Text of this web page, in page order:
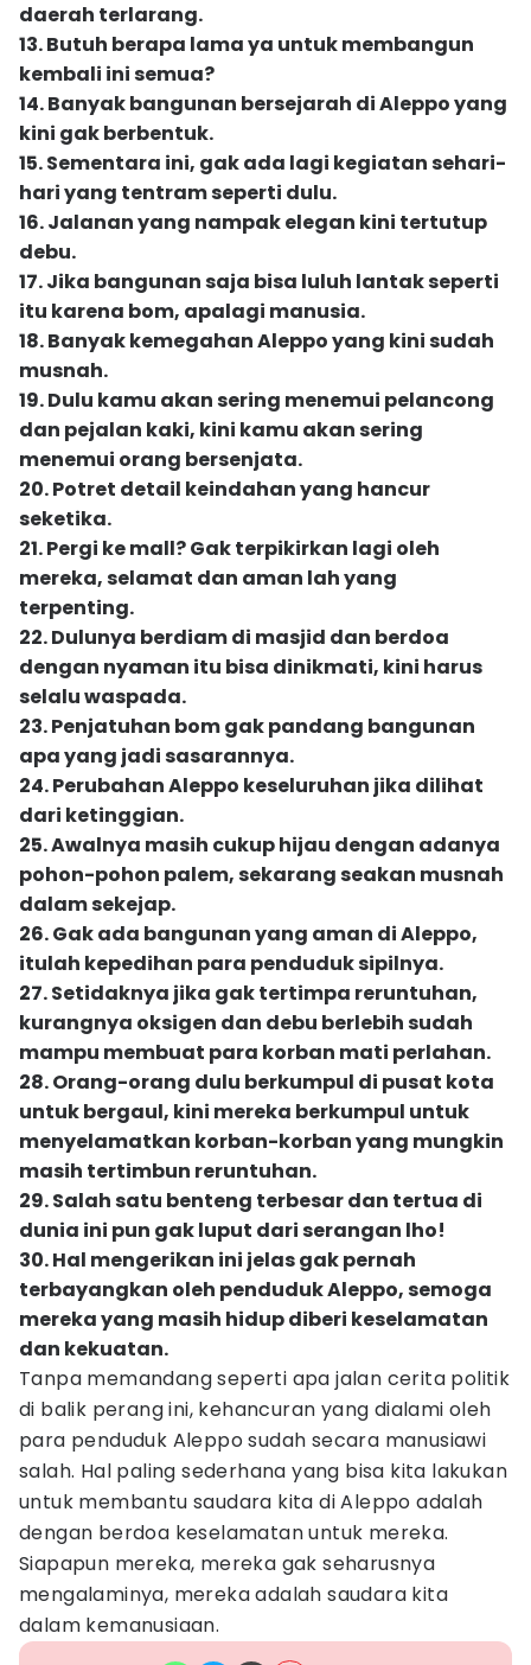
daerah terlarang.
13. Butuh berapa lama ya untuk membangun
kembali ini semua?
14. Banyak bangunan bersejarah di Aleppo yang
kini gak berbentuk.
15. Sementara ini, gak ada lagi kegiatan sehari-
hari yang tentram seperti dulu.
16. Jalanan yang nampak elegan kini tertutup
debu.
17. Jika bangunan saja bisa luluh lantak seperti
itu karena bom, apalagi manusia.
18. Banyak kemegahan Aleppo yang kini sudah
musnah.
19. Dulu kamu akan sering menemui pelancong
dan pejalan kaki, kini kamu akan sering
menemui orang bersenjata.
20. Potret detail keindahan yang hancur
seketika.
21. Pergi ke mall? Gak terpikirkan lagi oleh
mereka, selamat dan aman lah yang
terpenting.
22. Dulunya berdiam di masjid dan berdoa
dengan nyaman itu bisa dinikmati, kini harus
selalu waspada.
23. Penjatuhan bom gak pandang bangunan
apa yang jadi sasarannya.
24. Perubahan Aleppo keseluruhan jika dilihat
dari ketinggian.
25. Awalnya masih cukup hijau dengan adanya
pohon-pohon palem, sekarang seakan musnah
dalam sekejap.
26. Gak ada bangunan yang aman di Aleppo,
itulah kepedihan para penduduk sipilnya.
27. Setidaknya jika gak tertimpa reruntuhan,
kurangnya oksigen dan debu berlebih sudah
mampu membuat para korban mati perlahan.
28. Orang-orang dulu berkumpul di pusat kota
untuk bergaul, kini mereka berkumpul untuk
menyelamatkan korban-korban yang mungkin
masih tertimbun reruntuhan.
29. Salah satu benteng terbesar dan tertua di
dunia ini pun gak luput dari serangan lho!
30. Hal mengerikan ini jelas gak pernah
terbayangkan oleh penduduk Aleppo, semoga
mereka yang masih hidup diberi keselamatan
dan kekuatan.
Tanpa memandang seperti apa jalan cerita politik
di balik perang ini, kehancuran yang dialami oleh
para penduduk Aleppo sudah secara manusiawi
salah. Hal paling sederhana yang bisa kita lakukan
untuk membantu saudara kita di Aleppo adalah
dengan berdoa keselamatan untuk mereka.
Siapapun mereka, mereka gak seharusnya
mengalaminya, mereka adalah saudara kita
dalam kemanusiaan.